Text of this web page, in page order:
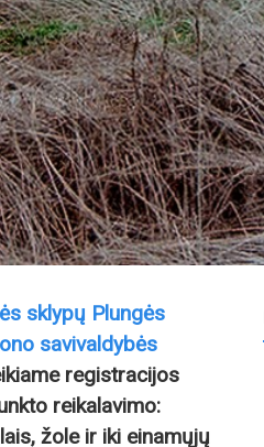
sklypų Plungės
savivaldybės
registracijos
reikalavimo:
žole ir iki einamųjų